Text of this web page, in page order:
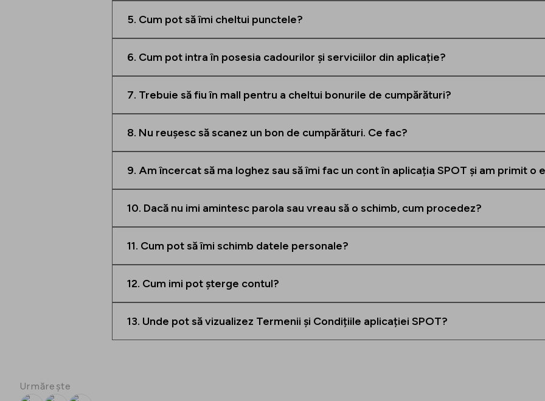
5. Cum pot să îmi cheltui punctele?
6. Cum pot intra în posesia cadourilor și serviciilor din aplicație?
7. Trebuie să fiu în mall pentru a cheltui bonurile de cumpărături?
8. Nu reușesc să scanez un bon de cumpărături. Ce fac?
9. Am încercat să ma loghez sau să îmi fac un cont în aplicația SPOT și am primit o
10. Dacă nu imi amintesc parola sau vreau să o schimb, cum procedez?
11. Cum pot să îmi schimb datele personale?
12. Cum imi pot șterge contul?
13. Unde pot să vizualizez Termenii și Condițiile aplicației SPOT?
Urmărește